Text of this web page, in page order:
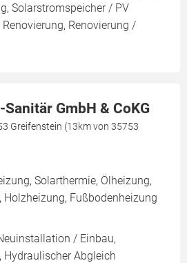
Solarstromspeicher / PV
Renovierung /
Sanitär GmbH & CoKG
Greifenstein (13km von 35753
Solarthermie, Ölheizung,
Holzheizung, Fußbodenheizung
/ Einbau,
Hydraulischer Abgleich